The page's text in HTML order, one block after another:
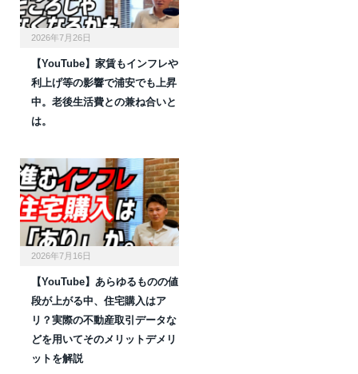
2026年7月26日
【YouTube】家賃もインフレや
利上げ等の影響で浦安でも上昇
中。老後生活費との兼ね合いと
は。
2026年7月16日
【YouTube】あらゆるものの値
段が上がる中、住宅購入はア
リ？実際の不動産取引データな
どを用いてそのメリットデメリ
ットを解説